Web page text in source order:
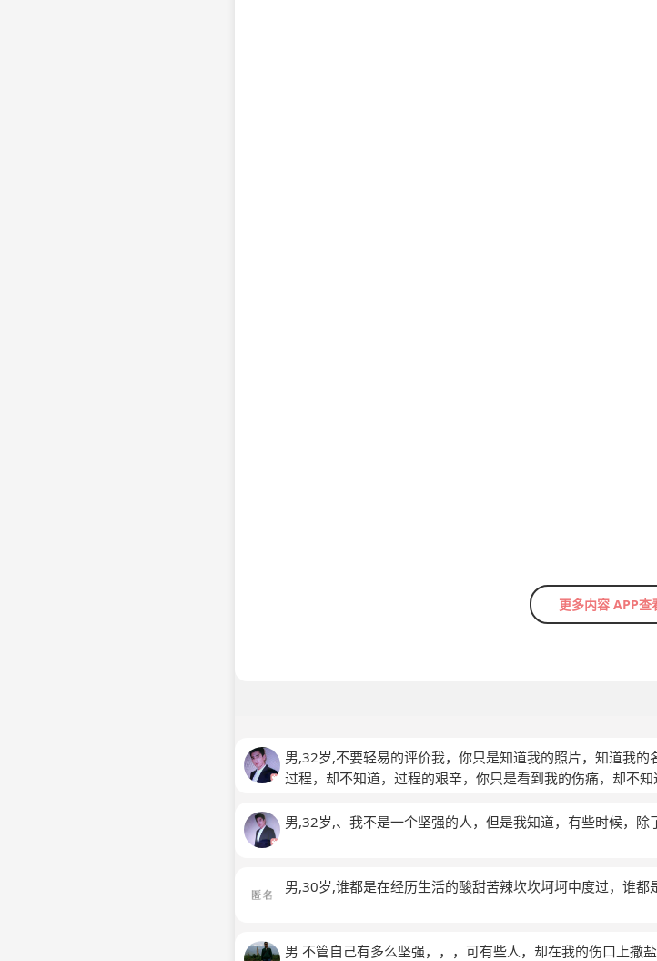
更多内容 APP查
男,32岁,不要轻易的评价我，你只是知道我的照片，知道我
过程，却不知道，过程的艰辛，你只是看到我的伤痛，却不知
男,32岁,、我不是一个坚强的人，但是我知道，有些时候，除
男,30岁,谁都是在经历生活的酸甜苦辣坎坎坷坷中度过，谁都
男 不管自己有多么坚强，，，可有些人，却在我的伤口上撒